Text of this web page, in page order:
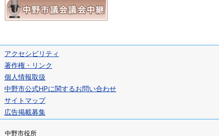
アクセシビリティ
著作権・リンク
個人情報取扱
中野市公式HPに関するお問い合わせ
サイトマップ
広告掲載募集
中野市役所